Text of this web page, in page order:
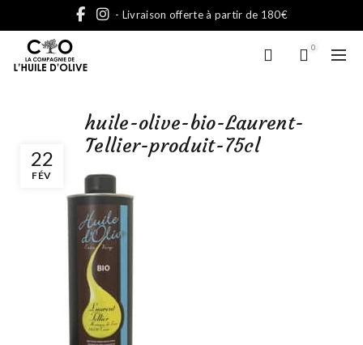
- Livraison offerte à partir de 180€
0
22
FÉV
huile-olive-bio-Laurent-
Tellier-produit-75cl